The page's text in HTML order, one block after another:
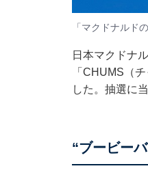
「マクドナルド
日本マクドナ
「CHUMS（
した。抽選に
“ブービー